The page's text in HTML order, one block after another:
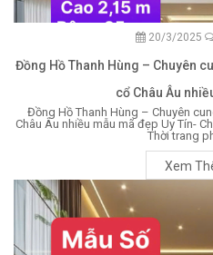
20/3/2025
Đồng Hồ Thanh Hùng – Chuyên
cổ Châu Âu
Đồng Hồ Thanh Hùng – Chuyên
Châu Âu nhiều mẫu mã đẹp Uy Tín-
Thời trang
Xem